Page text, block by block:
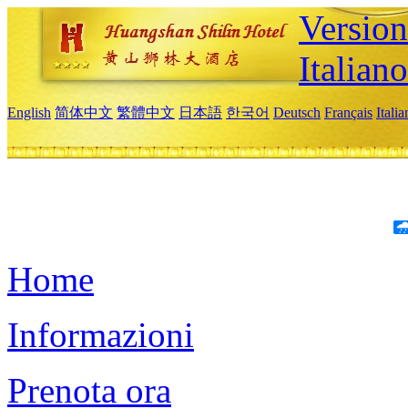
Italiano
English 简体中文 繁體中文 日本語 한국어 Deutsch Français
Home
Informazioni
Prenota ora